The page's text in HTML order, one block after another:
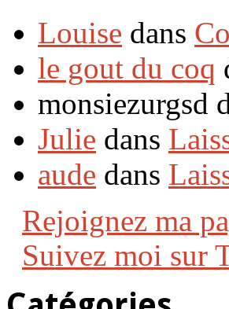
Louise dans
le gout du coq
monsiezurgsd
Julie dans
aude dans
Rejoignez ma
Suivez moi sur